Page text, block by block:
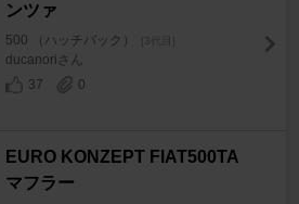
ンツァ
500 （ハッチバック） [3代目]
ducanoriさん
37
0
EURO KONZEPT FIAT500TA
マフラー